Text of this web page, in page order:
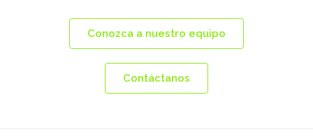
Conozca a nuestro equipo
Contáctanos